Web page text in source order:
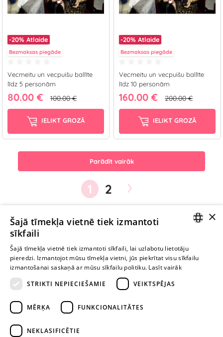
-20% Atlaide
Bezmaksas piegāde
Vecmeitu un vecpuišu ballīte
līdz 5 personām
80.00 € 100.00 €
IELIKT GROZĀ
-20% Atlaide
Bezmaksas piegāde
Vecmeitu un vecpuišu ballīte
līdz 10 personām
160.00 € 200.00 €
IELIKT GROZĀ
Parādīt vairāk
1 2 ›
Ievērībai: Yesyes.lv satur atklātu seksuālu informāciju un attēlus. Lietot
šo vietni vari tikai no 18 gadu vecuma.
TURPINIET
ROTAĻĀTIES
info@yesyes.lv
facebook.com/yesyes.lv
RUSSIAN
×
Šajā tīmekļa vietnē tiek izmantoti
sīkfaili
Šajā tīmekļa vietnē tiek izmantoti sīkfaili, lai uzlabotu lietotāju
pieredzi. Izmantojot mūsu tīmekļa vietni, jūs piekrītat visu sīkfailu
izmantošanai saskaņā ar mūsu sīkfailu politiku. Lasīt vairāk
STRIKTI NEPIECIEŠAMIE
VEIKTSPĒJAS
MĒRĶA FUNKCIONALITĀTES
NEKLASIFICĒTIE